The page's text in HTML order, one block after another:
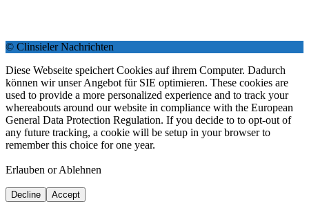
© Clinsieler Nachrichten
Diese Webseite speichert Cookies auf ihrem Computer. Dadurch
können wir unser Angebot für SIE optimieren. These cookies are
used to provide a more personalized experience and to track your
whereabouts around our website in compliance with the European
General Data Protection Regulation. If you decide to to opt-out of
any future tracking, a cookie will be setup in your browser to
remember this choice for one year.
Erlauben or Ablehnen
Decline Accept